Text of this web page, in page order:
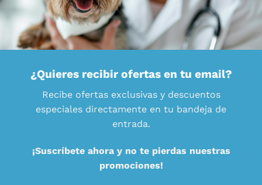
¿Quieres recibir ofertas en tu email?
Recibe ofertas exclusivas y descuentos
especiales directamente en tu bandeja de
entrada.
¡Suscríbete ahora y no te pierdas nuestras
promociones!